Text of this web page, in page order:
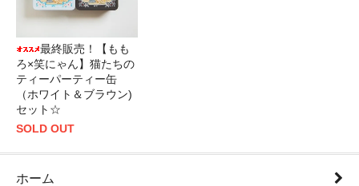
最終販売！【もも
ろ×笑にゃん】猫たちの
ティーパーティー缶
（ホワイト＆ブラウン)
セット☆
SOLD OUT
ホーム